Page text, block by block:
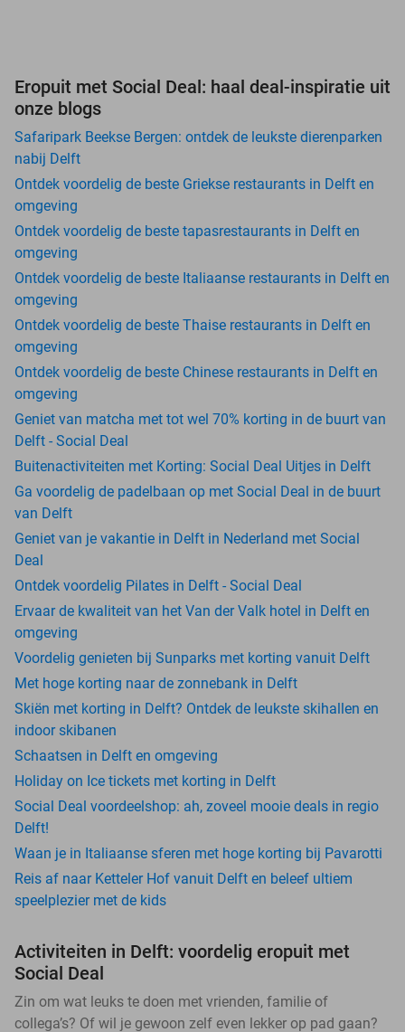
Eropuit met Social Deal: haal deal-inspiratie uit
onze blogs
Safaripark Beekse Bergen: ontdek de leukste dierenparken
nabij Delft
Ontdek voordelig de beste Griekse restaurants in Delft en
omgeving
Ontdek voordelig de beste tapasrestaurants in Delft en
omgeving
Ontdek voordelig de beste Italiaanse restaurants in Delft en
omgeving
Ontdek voordelig de beste Thaise restaurants in Delft en
omgeving
Ontdek voordelig de beste Chinese restaurants in Delft en
omgeving
Geniet van matcha met tot wel 70% korting in de buurt van
Delft - Social Deal
Buitenactiviteiten met Korting: Social Deal Uitjes in Delft
Ga voordelig de padelbaan op met Social Deal in de buurt
van Delft
Geniet van je vakantie in Delft in Nederland met Social
Deal
Ontdek voordelig Pilates in Delft - Social Deal
Ervaar de kwaliteit van het Van der Valk hotel in Delft en
omgeving
Voordelig genieten bij Sunparks met korting vanuit Delft
Met hoge korting naar de zonnebank in Delft
Skiën met korting in Delft? Ontdek de leukste skihallen en
indoor skibanen
Schaatsen in Delft en omgeving
Holiday on Ice tickets met korting in Delft
Social Deal voordeelshop: ah, zoveel mooie deals in regio
Delft!
Waan je in Italiaanse sferen met hoge korting bij Pavarotti
Reis af naar Ketteler Hof vanuit Delft en beleef ultiem
speelplezier met de kids
Activiteiten in Delft: voordelig eropuit met
Social Deal
Zin om wat leuks te doen met vrienden, familie of
collega’s? Of wil je gewoon zelf even lekker op pad gaan?